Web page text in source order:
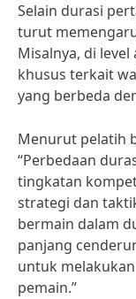
Selain durasi
turut
Misalnya, di
khusus terkait
yang berbeda
Menurut pelatih
“Perbedaan
tingkatan
strategi dan
bermain dalam
panjang
untuk
pemain.”